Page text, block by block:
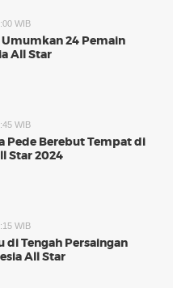
WIB
Umumkan 24 Pemain
All Star
WIB
Pede Berebut Tempat di
Star 2024
WIB
di Tengah Persaingan
All Star